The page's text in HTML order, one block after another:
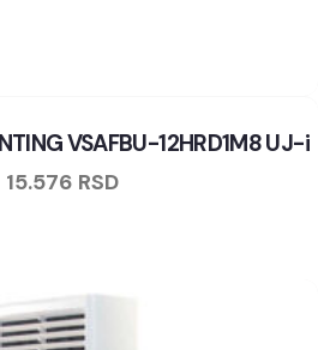
VSAFBU-12HRD1M8 UJ-i
15.576 RSD